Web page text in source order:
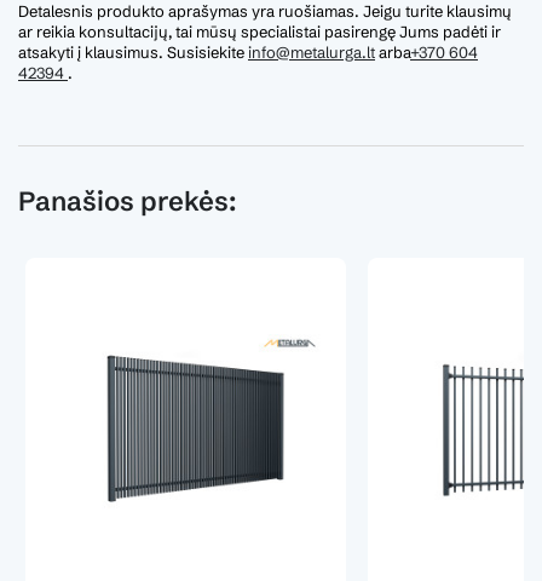
Detalesnis produkto aprašymas yra ruošiamas. Jeigu turite klausimų
ar reikia konsultacijų, tai mūsų specialistai pasirengę Jums padėti ir
atsakyti į klausimus. Susisiekiteinfo@metalurga.ltarba+370 604
42394 .
Panašios prekės: